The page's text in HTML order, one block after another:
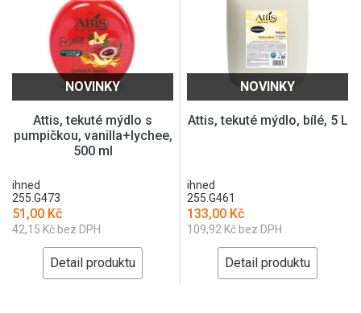
NOVINKY
Attis, tekuté mýdlo s
pumpičkou, vanilla+lychee,
500 ml
ihned
255.G473
51,00 Kč
42,15 Kč bez DPH
Detail produktu
NOVINKY
Attis, tekuté mýdlo, bílé, 5 L
ihned
255.G461
133,00 Kč
109,92 Kč bez DPH
Detail produktu